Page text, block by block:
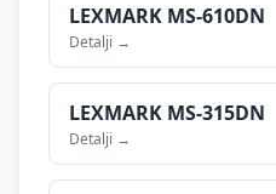
LEXMARK MS-610DN
Detalji →
LEXMARK MS-315DN
Detalji →